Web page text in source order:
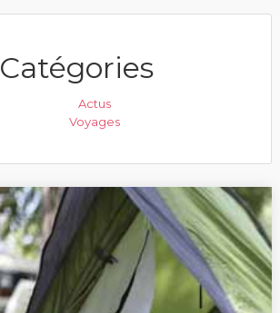
Catégories
Actus
Voyages